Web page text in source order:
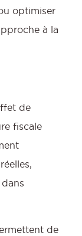
optimiser
à la
de
fiscale
de